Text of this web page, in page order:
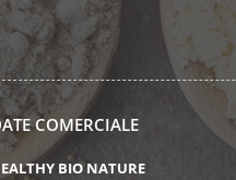
COMERCIALE
BIO NATURE